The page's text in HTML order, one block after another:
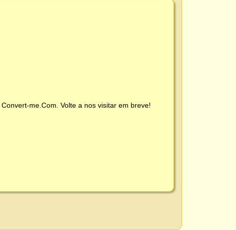
Convert-me.Com . Volte a nos visitar em breve!